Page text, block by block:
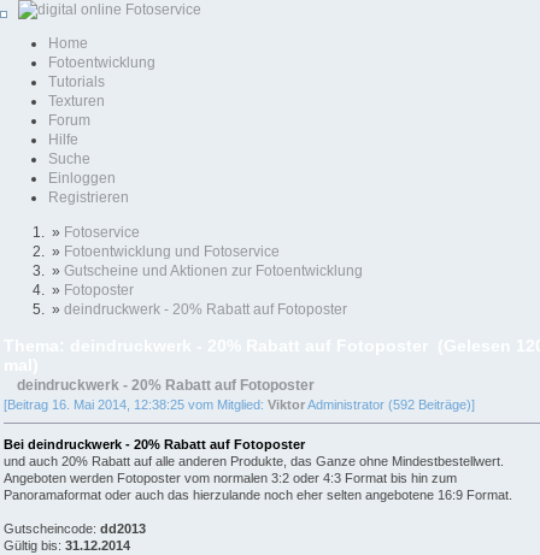
Home
Fotoentwicklung
Tutorials
Texturen
Forum
Hilfe
Suche
Einloggen
Registrieren
» Fotoservice
» Fotoentwicklung und Fotoservice
» Gutscheine und Aktionen zur Fotoentwicklung
» Fotoposter
» deindruckwerk - 20% Rabatt auf Fotoposter
deindruckwerk - 20% Rabatt auf Fotoposter
[Beitrag 16. Mai 2014, 12:38:25 vom Mitglied: ViktorAdministrator (592 Beiträge)]
Bei deindruckwerk - 20% Rabatt auf Fotoposter
und auch 20% Rabatt auf alle anderen Produkte, das Ganze ohne Mindestbestellwert.
Angeboten werden Fotoposter vom normalen 3:2 oder 4:3 Format bis hin zum
Panoramaformat oder auch das hierzulande noch eher selten angebotene 16:9 Format.
Gutscheincode: dd2013
Gültig bis: 31.12.2014